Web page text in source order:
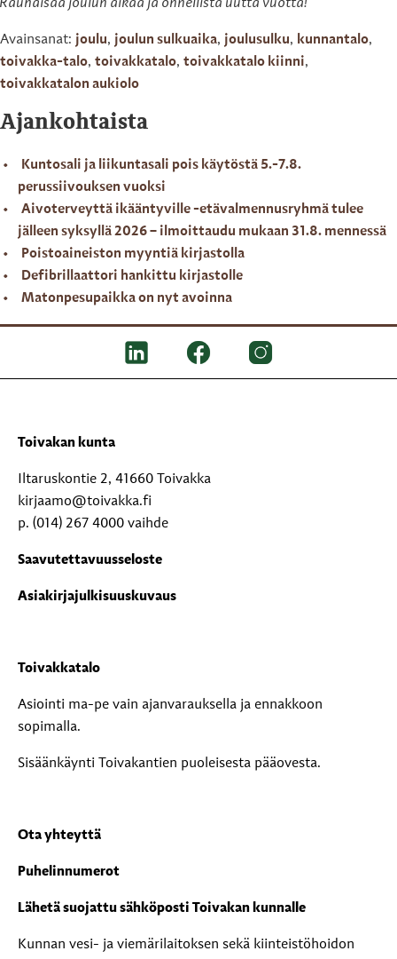
Rauhaisaa joulun aikaa ja onnellista uutta vuotta!
Avainsanat: joulu, joulun sulkuaika, joulusulku, kunnantalo,
toivakka-talo, toivakkatalo, toivakkatalo kiinni,
toivakkatalon aukiolo
Ajankohtaista
Kuntosali ja liikuntasali pois käytöstä 5.-7.8.
perussiivouksen vuoksi
Aivoterveyttä ikääntyville -etävalmennusryhmä tulee
jälleen syksyllä 2026 – ilmoittaudu mukaan 31.8. mennessä
Poistoaineiston myyntiä kirjastolla
Defibrillaattori hankittu kirjastolle
Matonpesupaikka on nyt avoinna
Toivakan kunta
Iltaruskontie 2, 41660 Toivakka
kirjaamo@toivakka.fi
p. (014) 267 4000 vaihde
Saavutettavuusseloste
Asiakirjajulkisuuskuvaus
Toivakkatalo
Asiointi ma-pe vain ajanvarauksella ja ennakkoon
sopimalla.
Sisäänkäynti Toivakantien puoleisesta pääovesta.
Ota yhteyttä
Puhelinnumerot
Lähetä suojattu sähköposti Toivakan kunnalle
Kunnan vesi- ja viemärilaitoksen sekä kiinteistöhoidon